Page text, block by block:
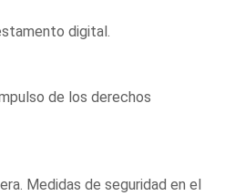
digital.
de los derechos
Medidas de seguridad en el